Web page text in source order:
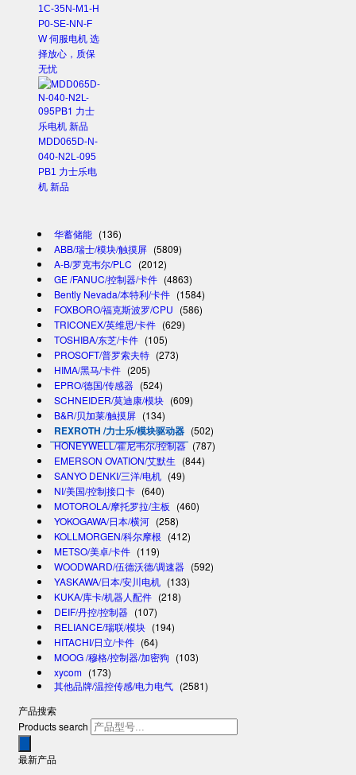
1C-35N-M1-H
P0-SE-NN-F
W 伺服电机 选
择放心，质保
无忧
MDD065D-N-
040-N2L-095
PB1 力士乐电
机 新品
华蓄储能 (136)
ABB/瑞士/模块/触摸屏 (5809)
A-B/罗克韦尔/PLC (2012)
GE /FANUC/控制器/卡件 (4863)
Bently Nevada/本特利/卡件 (1584)
FOXBORO/福克斯波罗/CPU (586)
TRICONEX/英维思/卡件 (629)
TOSHIBA/东芝/卡件 (105)
PROSOFT/普罗索夫特 (273)
HIMA/黑马/卡件 (205)
EPRO/德国/传感器 (524)
SCHNEIDER/莫迪康/模块 (609)
B&R/贝加莱/触摸屏 (134)
REXROTH /力士乐/模块驱动器 (502)
HONEYWELL/霍尼韦尔/控制器 (787)
EMERSON OVATION/艾默生 (844)
SANYO DENKI/三洋/电机 (49)
NI/美国/控制接口卡 (640)
MOTOROLA/摩托罗拉/主板 (460)
YOKOGAWA/日本/横河 (258)
KOLLMORGEN/科尔摩根 (412)
METSO/美卓/卡件 (119)
WOODWARD/伍德沃德/调速器 (592)
YASKAWA/日本/安川电机 (133)
KUKA/库卡/机器人配件 (218)
DEIF/丹控/控制器 (107)
RELIANCE/瑞联/模块 (194)
HITACHI/日立/卡件 (64)
MOOG /穆格/控制器/加密狗 (103)
xycom (173)
其他品牌/温控传感/电力电气 (2581)
产品搜索
Products search
最新产品